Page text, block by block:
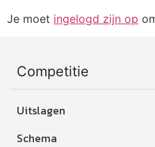
Je moet ingelogd zijn op
Competitie
Uitslagen
Schema